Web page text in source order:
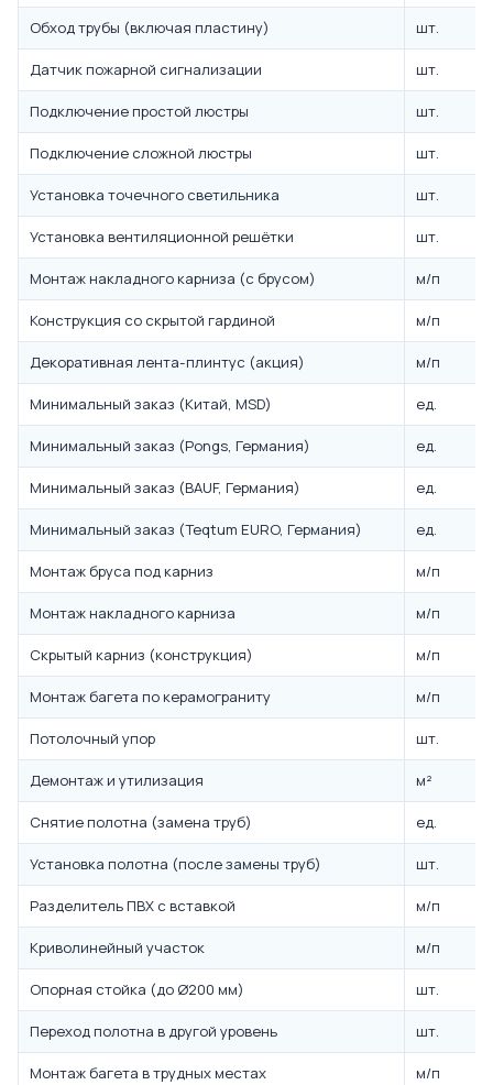
Обход трубы (включая пластину) шт.
Датчик пожарной сигнализации шт.
Подключение простой люстры шт.
Подключение сложной люстры шт.
Установка точечного светильника шт.
Установка вентиляционной решётки шт.
Монтаж накладного карниза (с брусом) м/п
Конструкция со скрытой гардиной м/п
Декоративная лента-плинтус (акция) м/п
Минимальный заказ (Китай, MSD) ед.
Минимальный заказ (Pongs, Германия) ед.
Минимальный заказ (BAUF, Германия) ед.
Минимальный заказ (Teqtum EURO, Германия) ед.
Монтаж бруса под карниз м/п
Монтаж накладного карниза м/п
Скрытый карниз (конструкция) м/п
Монтаж багета по керамограниту м/п
Потолочный упор шт.
Демонтаж и утилизация м²
Снятие полотна (замена труб) ед.
Установка полотна (после замены труб) шт.
Разделитель ПВХ с вставкой м/п
Криволинейный участок м/п
Опорная стойка (до Ø200 мм) шт.
Переход полотна в другой уровень шт.
Монтаж багета в трудных местах м/п